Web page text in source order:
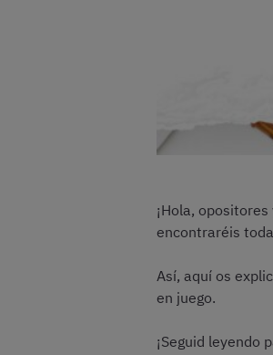
¡Hola,
encontraréis
Así, aquí os
en juego.
¡Seguid leyendo